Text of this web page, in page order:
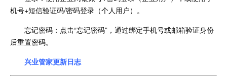
机号+短信验证码/密码登录（个人用户）。
忘记密码：点击“忘记密码”，通过绑定手机号或邮箱验证身份
后重置密码。
兴业管家更新日志